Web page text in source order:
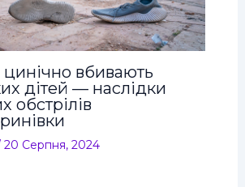
вбивають
дітей — наслідки
обстрілів
20 Серпня, 2024